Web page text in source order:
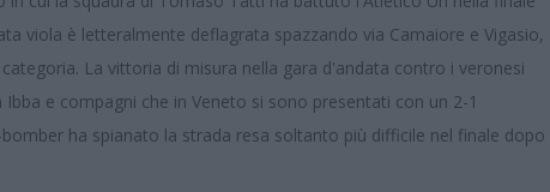
viola è letteralmente deflagrata spazzando via Camaiore e Vigasio,
La vittoria di misura nella gara d'andata contro i veronesi
e compagni che in Veneto si sono presentati con un 2-1
ha spianato la strada resa soltanto più difficile nel finale dopo